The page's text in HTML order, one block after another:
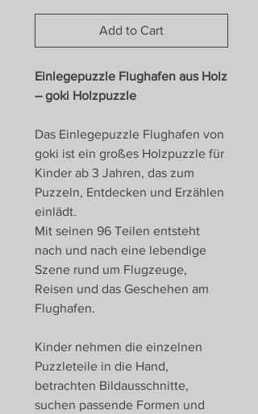
Add to Cart
Einlegepuzzle Flughafen aus Holz
– goki Holzpuzzle
Das Einlegepuzzle Flughafen von
goki ist ein großes Holzpuzzle für
Kinder ab 3 Jahren, das zum
Puzzeln, Entdecken und Erzählen
einlädt.
Mit seinen 96 Teilen entsteht
nach und nach eine lebendige
Szene rund um Flugzeuge,
Reisen und das Geschehen am
Flughafen.
Kinder nehmen die einzelnen
Puzzleteile in die Hand,
betrachten Bildausschnitte,
suchen passende Formen und